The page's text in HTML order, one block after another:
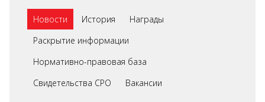
Новости История
Награды
Раскрытие информации
Нормативно-правовая база
Свидетельства СРО
Вакансии